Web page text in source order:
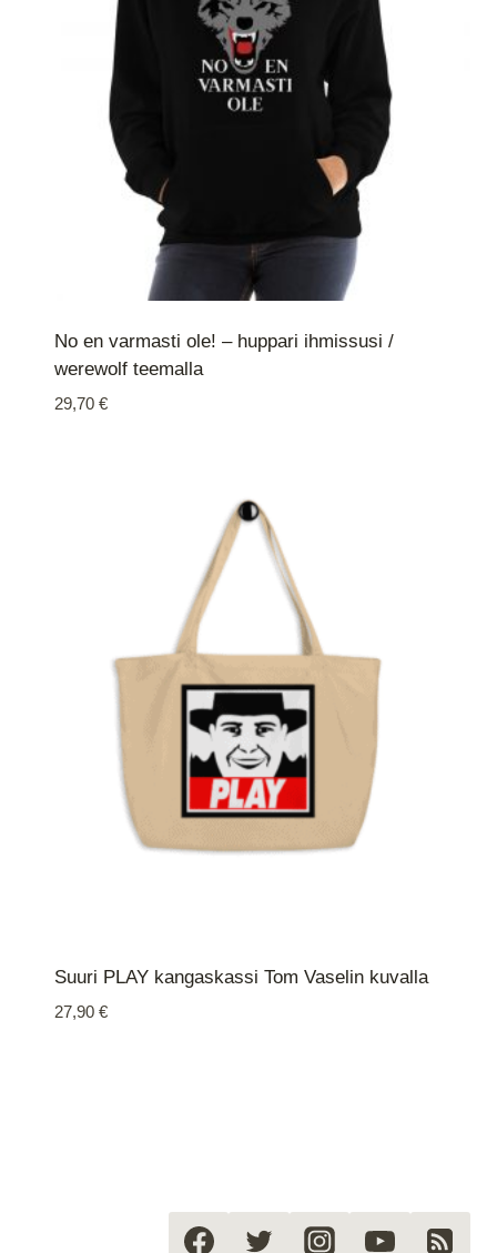
No en varmasti ole! – huppari ihmissusi /
werewolf teemalla
29,70 €
Suuri PLAY kangaskassi Tom Vaselin kuvalla
27,90 €